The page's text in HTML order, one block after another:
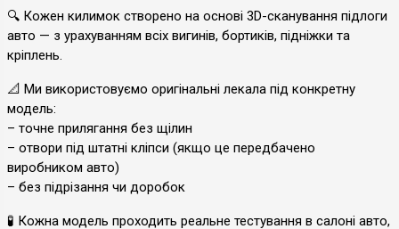
🔍 Кожен килимок створено на основі 3D-сканування підлоги
авто — з урахуванням всіх вигинів, бортиків, підніжки та
кріплень.
📐 Ми використовуємо оригінальні лекала під конкретну
модель:
– точне прилягання без щілин
– отвори під штатні кліпси (якщо це передбачено
виробником авто)
– без підрізання чи доробок
🧪 Кожна модель проходить реальне тестування в салоні авто,